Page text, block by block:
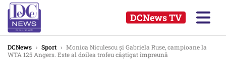
DCNews TV
DCNews › Sport › Monica Niculescu și Gabriela Ruse, campioane la
WTA 125 Angers. Este al doilea trofeu câștigat împreună